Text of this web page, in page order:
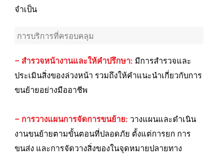
จำเป็น
การบริการที่ครอบคลุม
– สำรวจหน้างานและให้คำปรึกษา: มีการสำรวจและ
ประเมินสิ่งของล่วงหน้า รวมถึงให้คำแนะนำเกี่ยวกับการ
ขนย้ายอย่างมืออาชีพ
– การวางแผนการจัดการขนย้าย: วางแผนและดำเนิน
งานขนย้ายตามขั้นตอนที่ปลอดภัย ตั้งแต่การยก การ
ขนส่ง และการจัดวางสิ่งของในจุดหมายปลายทาง